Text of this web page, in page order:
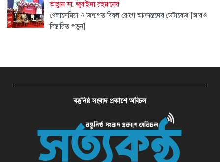
আহ্বান ডা. জুবাইদা রহমানের
থেলাসেমিয়া ও জন্মগত বিরল রোগে আক্রান্তদের ডেটাবেজ [আরও
বিস্তারিত পড়ুন]
বস্তুনিষ্ঠ সংবাদ প্রকাশে অবিচল